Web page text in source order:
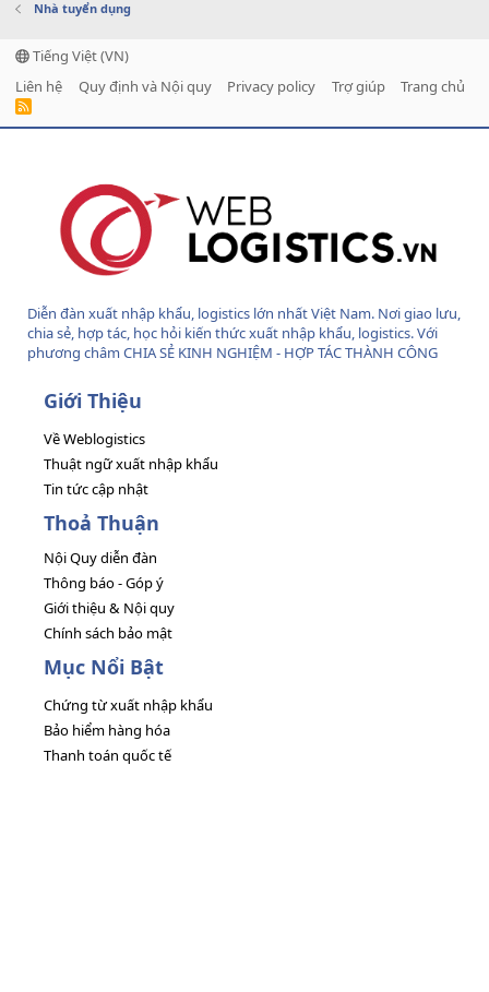
Nhà tuyển dụng
Tiếng Việt (VN)
Liên hệ
Quy định và Nội quy Privacy policy Trợ giúp Trang chủ
R
Diễn đàn xuất nhập khẩu, logistics lớn nhất Việt Nam. Nơi giao lưu,
chia sẻ, hợp tác, học hỏi kiến thức xuất nhập khẩu, logistics. Với
phương châm CHIA SẺ KINH NGHIỆM - HỢP TÁC THÀNH CÔNG
Giới Thiệu
Về Weblogistics
Thuật ngữ xuất nhập khẩu
Tin tức cập nhật
Thoả Thuận
Nội Quy diễn đàn
Thông báo - Góp ý
Giới thiệu & Nội quy
Chính sách bảo mật
Mục Nổi Bật
Chứng từ xuất nhập khẩu
Bảo hiểm hàng hóa
Thanh toán quốc tế